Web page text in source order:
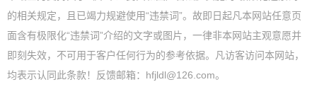
的相关规定，且已竭力规避使用“违禁词”。故即日起凡本网站任意页
面含有极限化“违禁词”介绍的文字或图片，一律非本网站主观意愿并
即刻失效，不可用于客户任何行为的参考依据。凡访客访问本网站，
均表示认同此条款！反馈邮箱：hfjldl@126.com。